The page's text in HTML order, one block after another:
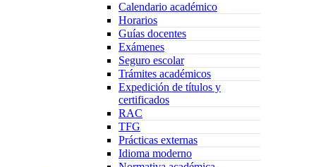
Calendario académico
Horarios
Guías docentes
Exámenes
Seguro escolar
Trámites académicos
Expedición de títulos y
certificados
RAC
TFG
Prácticas externas
Idioma moderno